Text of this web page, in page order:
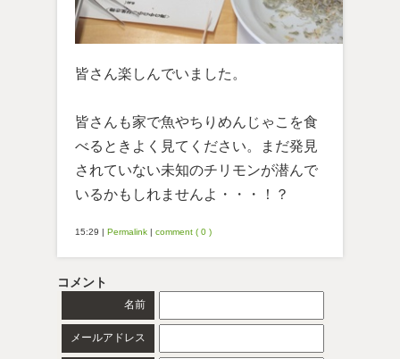
皆さん楽しんでいました。
皆さんも家で魚やちりめんじゃこを食
べるときよく見てください。まだ発見
されていない未知のチリモンが潜んで
いるかもしれませんよ・・・！？
15:29 | Permalink | comment ( 0 )
コメント
名前
メールアドレス